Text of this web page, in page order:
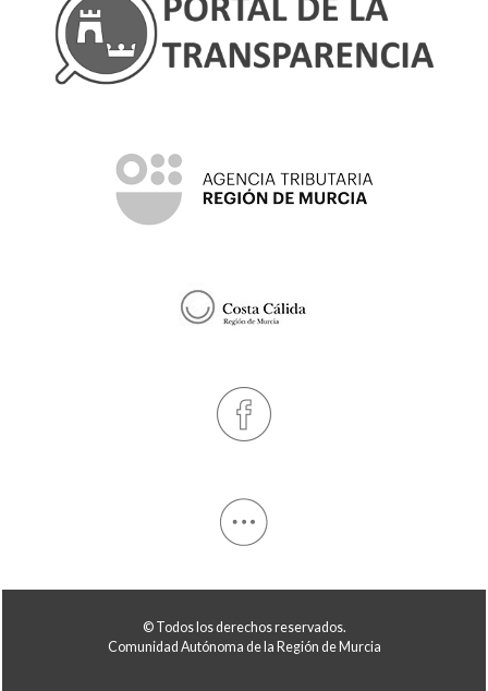
© Todos los derechos reservados.
Comunidad Autónoma de la Región de Murcia